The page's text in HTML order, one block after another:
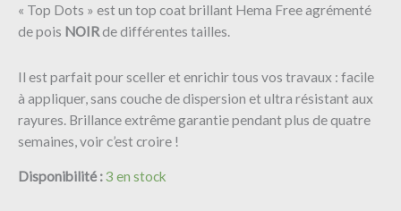
« Top Dots » est un top coat brillant Hema Free agrémenté
de pois NOIRde différentes tailles.
Il est parfait pour sceller et enrichir tous vos travaux : facile
à appliquer, sans couche de dispersion et ultra résistant aux
rayures. Brillance extrême garantie pendant plus de quatre
semaines, voir c’est croire !
Disponibilité :3 en stock